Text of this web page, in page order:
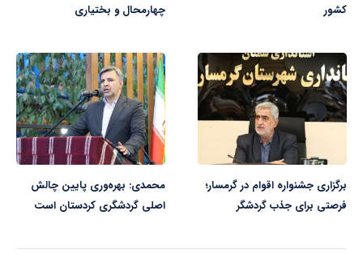
کشور
چهارمحال و بختیاری
برگزاری جشنواره اقوام در گرمسار؛
فرصتی برای جذب گردشگر
محمدی: بهره‌وری پایین چالش
اصلی گردشگری کردستان است